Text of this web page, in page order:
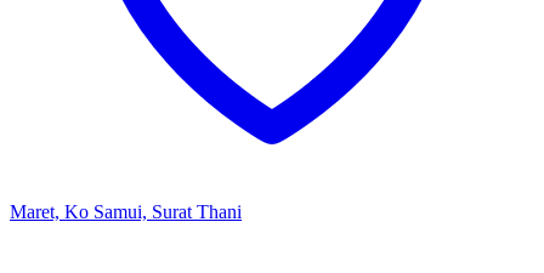
Maret, Ko Samui, Surat Thani